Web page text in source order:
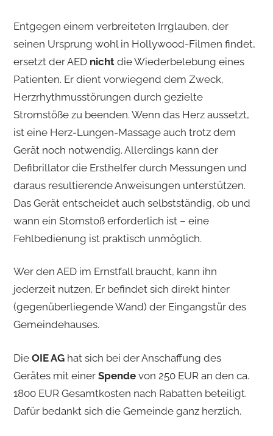
Entgegen einem verbreiteten Irrglauben, der
seinen Ursprung wohl in Hollywood-Filmen findet,
ersetzt der AED nichtdie Wiederbelebung eines
Patienten. Er dient vorwiegend dem Zweck,
Herzrhythmusstörungen durch gezielte
Stromstöße zu beenden. Wenn das Herz aussetzt,
ist eine Herz-Lungen-Massage auch trotz dem
Gerät noch notwendig. Allerdings kann der
Defibrillator die Ersthelfer durch Messungen und
daraus resultierende Anweisungen unterstützen.
Das Gerät entscheidet auch selbstständig, ob und
wann ein Stomstoß erforderlich ist – eine
Fehlbedienung ist praktisch unmöglich.
Wer den AED im Ernstfall braucht, kann ihn
jederzeit nutzen. Er befindet sich direkt hinter
(gegenüberliegende Wand) der Eingangstür des
Gemeindehauses.
Die OIE AGhat sich bei der Anschaffung des
Gerätes mit einer Spendevon 250 EUR an den ca.
1800 EUR Gesamtkosten nach Rabatten beteiligt.
Dafür bedankt sich die Gemeinde ganz herzlich.